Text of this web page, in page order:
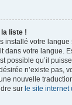
la liste !
installé votre langue
dans votre langue.
possible qu’il
n’existe pas,
nouvelle
sur le site internet